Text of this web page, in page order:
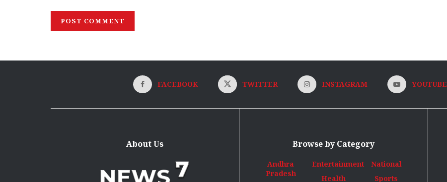
FACEBOOK TWITTER INSTAGRAM YOUTUBE
About Us Browse by Category
Andhra
Pradesh
Entertainment
Health
National
Sports